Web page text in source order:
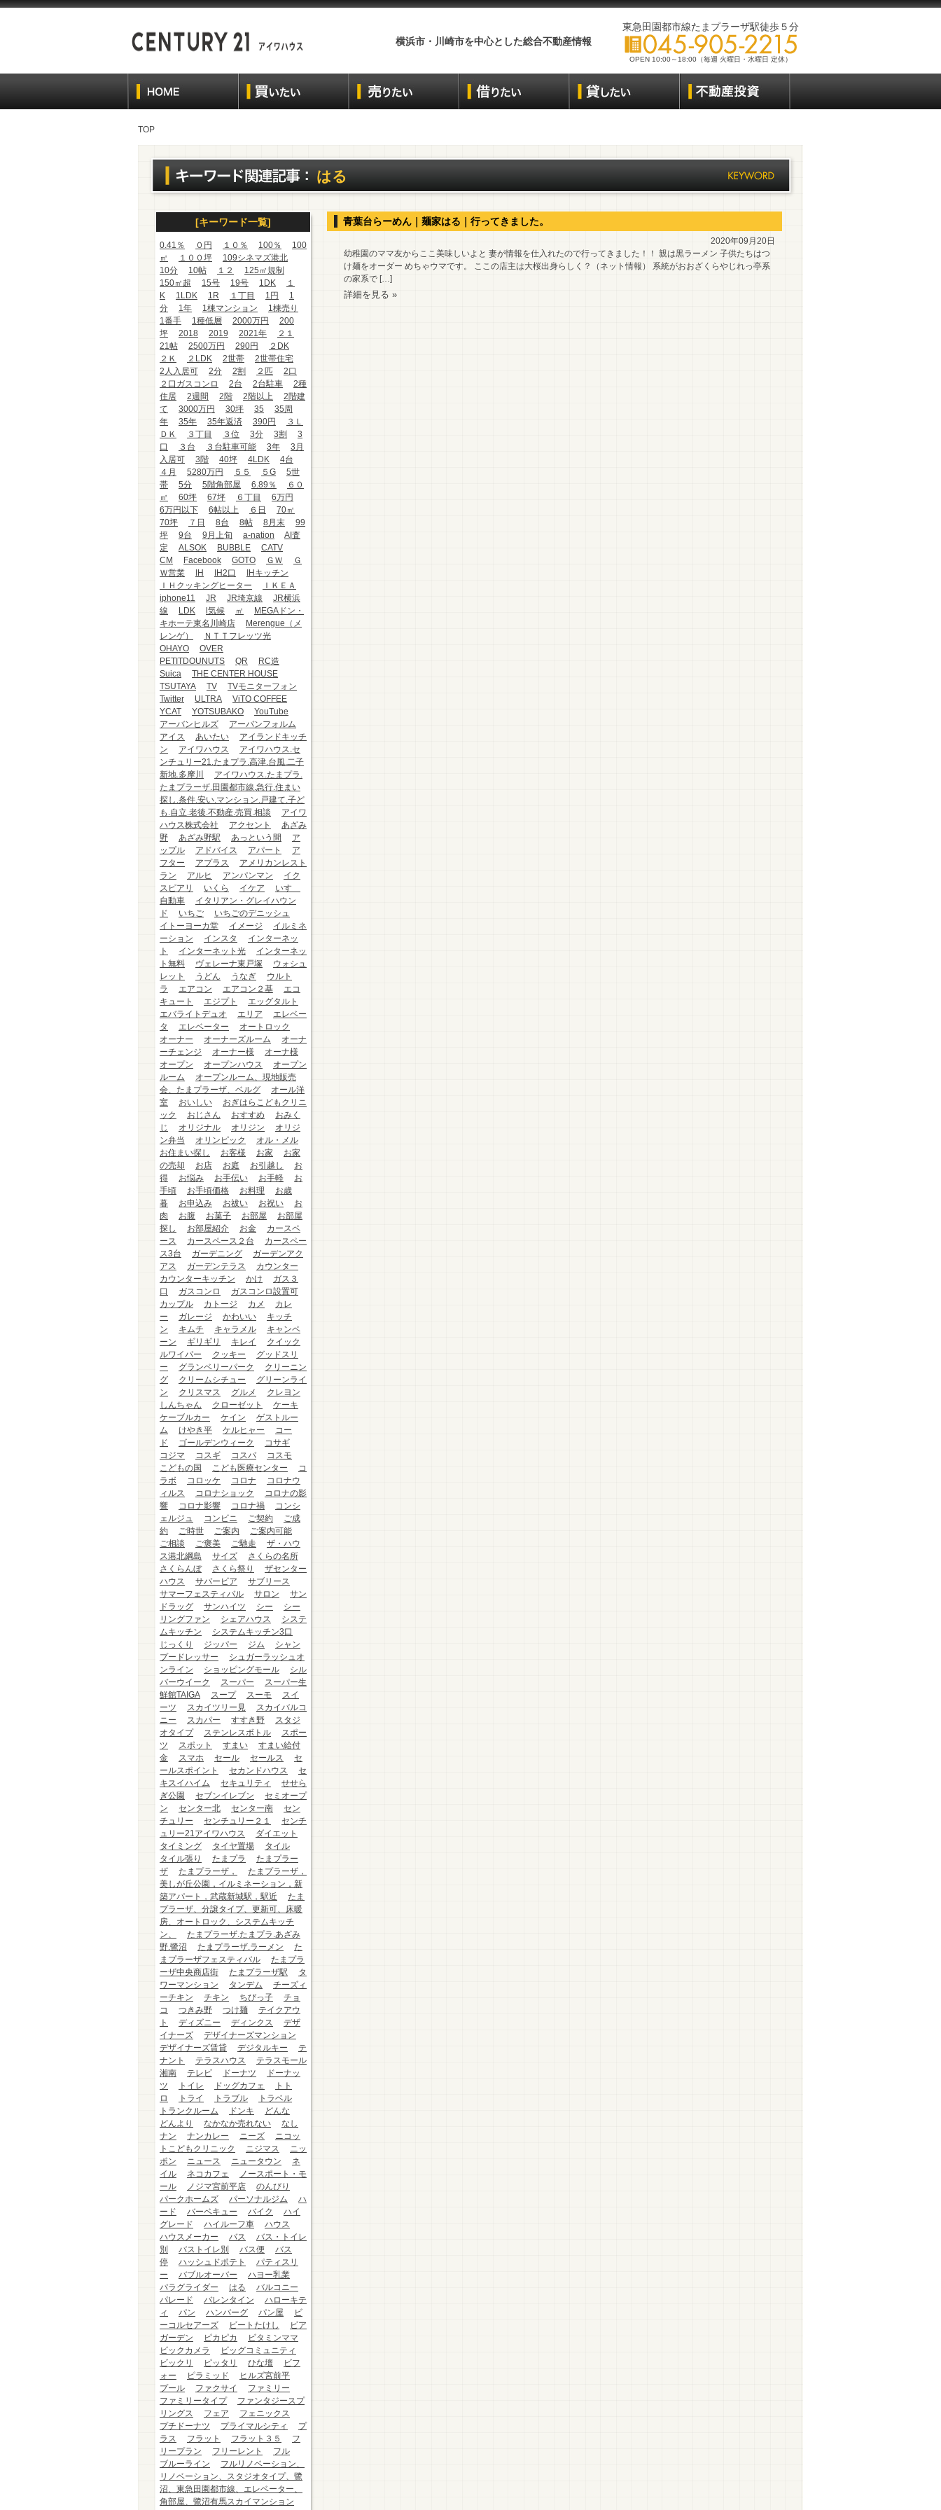
横浜市・川崎市を中心とした総合不動産情報
東急田園都市線たまプラーザ駅徒歩５分
OPEN 10:00～18:00（毎週 火曜日・水曜日 定休）
TOP
はる
[キーワード一覧]
0.41％ ０円 １０％ 100％
100
㎡
１００坪
109シネマズ港北
10分
10帖 １２
125㎡規制
150㎡超
15号 19号 1DK
１
K
1LDK 1R １丁目 1円
1
分
1年 1棟マンション
1棟売り
1番手
1種低層 2000万円
200
坪
2018 2019 2021年
２１
21帖
2500万円 290円
２DK
２Ｋ
２LDK 2世帯
2世帯住宅
2人入居可
2分 2割 ２匹
2口
２口ガスコンロ
2台 2台駐車
2種
住居
2週間 2階 2階以上
2階建
て
3000万円 30坪 35
35周
年
35年 35年返済 390円
３Ｌ
ＤＫ
３丁目 ３位 3分 3割
3
口
３台 ３台駐車可能 3年
3月
入居可
3階 40坪 4LDK
4台
４月
5280万円 ５５ ５G
5世
帯
5分 5階角部屋 6.89％
６０
㎡
60坪 67坪 ６丁目
6万円
6万円以下
6帖以上 ６日
70㎡
70坪
７日 8台 8帖 8月末
99
坪
9台 9月上旬 a-nation
AI査
定
ALSOK BUBBLE
CATV
CM
Facebook GOTO ＧＷ
Ｇ
Ｗ営業
IH IH2口
IHキッチン
ＩＨクッキングヒーター
ＩＫＥＡ
iphone11
JR JR埼京線
JR横浜
線
LDK l気候 ㎡
MEGAドン・
キホーテ東名川崎店
Merengue（メ
レンゲ）
ＮＴＴフレッツ光
OHAYO
OVER
PETITDOUNUTS
QR
RC造
Suica
THE CENTER HOUSE
TSUTAYA
TV
TVモニターフォン
Twitter
ULTRA
ViTO COFFEE
YCAT
YOTSUBAKO
YouTube
アーバンヒルズ
アーバンフォルム
アイス
あいたい
アイランドキッチ
ン
アイワハウス
アイワハウス.セ
ンチュリー21.たまプラ.高津.台風.二子
新地.多摩川
アイワハウス.たまプラ.
たまプラーザ.田園都市線.急行.住まい
探し.条件.安い.マンション.戸建て.子ど
も.自立.老後.不動産.売買.相談
アイワ
ハウス株式会社
アクセント
あざみ
野
あざみ野駅 あっという間
ア
ップル
アドバイス アパート
ア
フター
アプラス
アメリカンレスト
ラン
アルヒ アンパンマン
イク
スピアリ
いくら イケア
いすゞ
自動車
イタリアン・グレイハウン
ド
いちご
いちごのデニッシュ
イトーヨーカ堂
イメージ
イルミネ
ーション
インスタ
インターネッ
ト
インターネット光
インターネッ
ト無料
ヴェレーナ東戸塚
ウォシュ
レット
うどん うなぎ
ウルト
ラ
エアコン エアコン２基
エコ
キュート
エジプト
エッグタルト
エバライトデュオ
エリア
エレベー
タ
エレベーター
オートロック
オーナー
オーナーズルーム
オーナ
ーチェンジ
オーナー様
オーナ様
オープン
オープンハウス
オープン
ルーム
オープンルーム、現地販売
会、たまプラーザ、ベルグ
オール洋
室
おいしい
おぎはらこどもクリニ
ック
おじさん おすすめ
おみく
じ
オリジナル オリジン
オリジ
ン弁当
オリンピック
オル・メル
お住まい探し
お客様 お家
お家
の売却
お店 お庭 お引越し
お
得
お悩み お手伝い お手軽
お
手頃
お手頃価格 お料理
お歳
暮
お申込み お祓い お祝い
お
肉
お腹 お菓子 お部屋
お部屋
探し
お部屋紹介 お金
カースペ
ース
カースペース２台
カースペー
ス3台
ガーデニング
ガーデンアク
アス
ガーデンテラス
カウンター
カウンターキッチン
かけ
ガス３
口
ガスコンロ
ガスコンロ設置可
カップル
カトージ カメ
カレ
ー
ガレージ かわいい
キッチ
ン
キムチ キャラメル
キャンペ
ーン
ギリギリ キレイ
クイック
ルワイパー
クッキー
グッドスリ
ー
グランベリーパーク
クリーニン
グ
クリームシチュー
グリーンライ
ン
クリスマス グルメ
クレヨン
しんちゃん
クローゼット
ケーキ
ケーブルカー
ケイン
ゲストルー
ム
けやき平 ケルヒャー
コー
ド
ゴールデンウィーク
コサギ
コジマ
コスギ コスパ
コスモ
こどもの国
こども医療センター
コ
ラボ
コロッケ コロナ
コロナウ
ィルス
コロナショック
コロナの影
響
コロナ影響 コロナ禍
コンシ
ェルジュ
コンビニ ご契約
ご成
約
ご時世 ご案内
ご案内可能
ご相談
ご褒美 ご馳走
ザ・ハウ
ス港北綱島
サイズ
さくらの名所
さくらんぼ
さくら祭り
ザセンター
ハウス
サバービア
サブリース
サマーフェスティバル
サロン
サン
ドラッグ
サンハイツ シー
シー
リングファン
シェアハウス
システ
ムキッチン
システムキッチン3口
じっくり
ジッパー ジム
シャン
プードレッサー
シュガーラッシュオ
ンライン
ショッピングモール
シル
バーウイーク
スーパー
スーパー生
鮮館TAIGA
スープ スーモ
スイ
ーツ
スカイツリー見
スカイバルコ
ニー
スカパー すすき野
スタジ
オタイプ
ステンレスボトル
スポー
ツ
スポット すまい
すまい給付
金
スマホ セール セールス
セ
ールスポイント
セカンドハウス
セ
キスイハイム
セキュリティ
せせら
ぎ公園
セブンイレブン
セミオープ
ン
センター北 センター南
セン
チュリー
センチュリー２１
センチ
ュリー21アイワハウス
ダイエット
タイミング
タイヤ置場
タイル
タイル張り
たまプラ
たまプラー
ザ
たまプラーザ，
たまプラーザ，
美しが丘公園，イルミネーション，新
築アパート，武蔵新城駅，駅近
たま
プラーザ、分譲タイプ、更新可、床暖
房、オートロック、システムキッチ
ン、
たまプラーザ.たまプラ.あざみ
野.鷺沼
たまプラーザ.ラーメン
た
まプラーザフェスティバル
たまプラ
ーザ中央商店街
たまプラーザ駅
タ
ワーマンション
タンデム
チーズィ
ーチキン
チキン ちびっ子
チョ
コ
つきみ野 つけ麺
テイクアウ
ト
ディズニー ディンクス
デザ
イナーズ
デザイナーズマンション
デザイナーズ賃貸
デジタルキー
テ
ナント
テラスハウス
テラスモール
湘南
テレビ ドーナツ
ドーナッ
ツ
トイレ ドッグカフェ
トト
ロ
トライ トラブル
トラベル
トランクルーム
ドンキ
どんな
どんより
なかなか売れない
なし
ナン
ナンカレー ニーズ
ニコッ
トこどもクリニック
ニジマス
ニッ
ポン
ニュース ニュータウン
ネ
イル
ネコカフェ
ノースポート・モ
ール
ノジマ宮前平店
のんびり
パークホームズ
パーソナルジム
ハ
ード
バーベキュー バイク
ハイ
グレード
ハイルーフ車
ハウス
ハウスメーカー
バス
バス・トイレ
別
バストイレ別 バス便
バス
停
ハッシュドポテト
パティスリ
ー
バブルオーバー
ハヨー乳業
パラグライダー
はる
バルコニー
パレード
バレンタイン
ハローキテ
ィ
パン ハンバーグ パン屋
ビ
ーコルセアーズ
ビートたけし
ビア
ガーデン
ピカピカ
ビタミンママ
ビックカメラ
ビッグコミュニティ
ビックリ
ピッタリ ひな壇
ビフ
ォー
ピラミッド
ヒルズ宮前平
プール
ファクサイ
ファミリー
ファミリータイプ
ファンタジースプ
リングス
フェア
フェニックス
プチドーナツ
プライマルシティ
プ
ラス
フラット フラット３５
フ
リープラン
フリーレント
フル
ブルーライン
フルリノベーション、
リノベーション、スタジオタイプ、鷺
沼、東急田園都市線、エレベーター、
角部屋、鷺沼有馬スカイマンション
青葉台らーめん｜麺家はる｜行ってきました。
2020年09月20日
幼稚園のママ友からここ美味しいよと 妻が情報を仕入れたので行ってきました！！ 親は黒ラーメン 子供たちはつ
け麺をオーダー めちゃウマです。 ここの店主は大桜出身らしく？（ネット情報） 系統がおおざくらやじれっ亭系
の家系で […]
詳細を見る »